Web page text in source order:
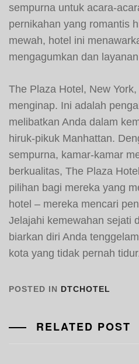
sempurna untuk acara-
pernikahan yang romantis
mewah, hotel ini
mengagumkan dan
The Plaza Hotel, New
menginap. Ini adalah
melibatkan Anda dalam
hiruk-pikuk Manhattan.
sempurna, kamar-kamar
berkualitas, The Plaza
pilihan bagi mereka yang
hotel – mereka mencari
Jelajahi kemewahan sejati
biarkan diri Anda
kota yang tidak pernah
POSTED IN DTCHOTEL
RELATED POST